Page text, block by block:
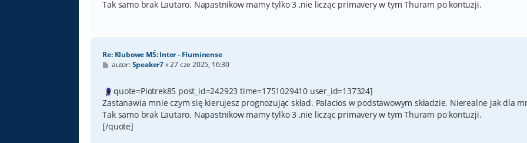
Tak samo brak Lautaro. Napastnikow mamy tylko 3 ,nie licząc primavery w tym Thuram po kontuzji.
Re: Klubowe MŚ: Inter - Fluminense
P
t
autor:Speaker7»27 cze 2025, 16:30
quote=Piotrek85 post_id=242923 time=1751029410 user_id=137324]
Zastanawia mnie czym się kierujesz prognozując skład. Palacios w podstawowym składzie. Nierealne jak dla
Tak samo brak Lautaro. Napastnikow mamy tylko 3 ,nie licząc primavery w tym Thuram po kontuzji.
[/quote]